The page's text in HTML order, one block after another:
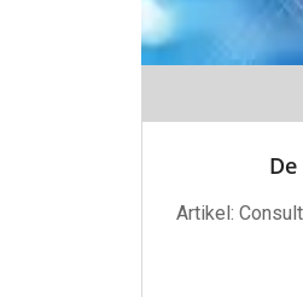
Artikel: